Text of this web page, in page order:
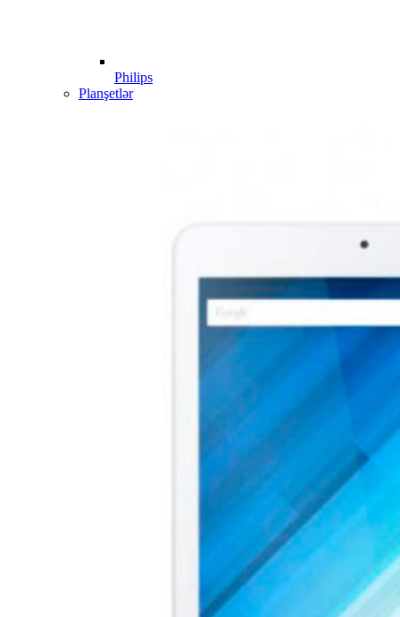
Philips
Planşetlər